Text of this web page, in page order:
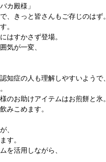
カ殿様」
、きっと皆さんもご存じのはず。
。
はすかさず登場。
気が一変、
知症の人も理解しやすいようで、
のお助けアイテムはお煎餅と氷。
みこめます。
、
す。
を活用しながら、